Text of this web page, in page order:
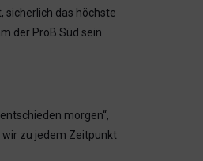
sicherlich das höchste
der ProB Süd sein
morgen“,
wir zu jedem Zeitpunkt